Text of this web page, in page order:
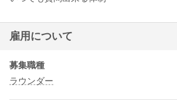
雇用について
募集職種
ラウンダー